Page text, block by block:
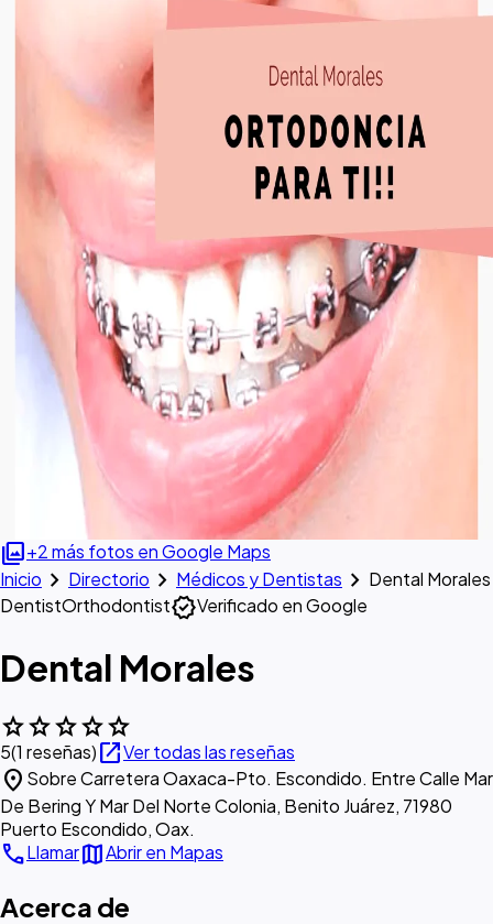
photo_library+2 más fotos en Google Maps
Inicio chevron_right Directorio chevron_right Médicos y Dentistas chevron_right Dental Morales
DentistOrthodontistverifiedVerificado en Google
Dental Morales
starstarstarstarstar
5(1 reseñas)open_in_newVer todas las reseñas
location_on Sobre Carretera Oaxaca-Pto. Escondido. Entre Calle Mar
De Bering Y Mar Del Norte Colonia, Benito Juárez, 71980
Puerto Escondido, Oax.
callLlamarmapAbrir en Mapas
Acerca de